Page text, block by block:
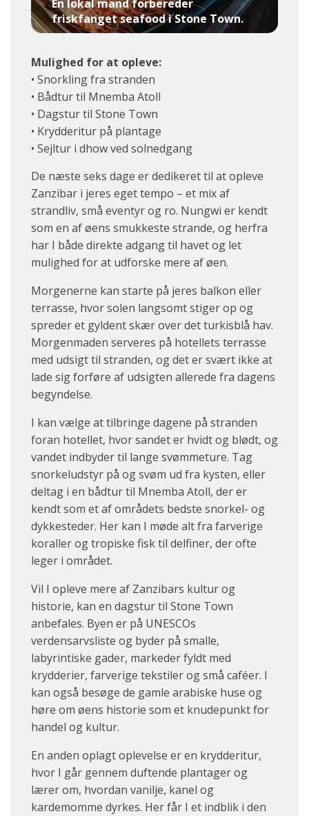
En lokal mand forbereder
friskfanget seafood i Stone Town.
Mulighed for at opleve:
• Snorkling fra stranden
• Bådtur til Mnemba Atoll
• Dagstur til Stone Town
• Krydderitur på plantage
• Sejltur i dhow ved solnedgang
De næste seks dage er dedikeret til at opleve
Zanzibar i jeres eget tempo – et mix af
strandliv, små eventyr og ro. Nungwi er kendt
som en af øens smukkeste strande, og herfra
har I både direkte adgang til havet og let
mulighed for at udforske mere af øen.
Morgenerne kan starte på jeres balkon eller
terrasse, hvor solen langsomt stiger op og
spreder et gyldent skær over det turkisblå hav.
Morgenmaden serveres på hotellets terrasse
med udsigt til stranden, og det er svært ikke at
lade sig forføre af udsigten allerede fra dagens
begyndelse.
I kan vælge at tilbringe dagene på stranden
foran hotellet, hvor sandet er hvidt og blødt, og
vandet indbyder til lange svømmeture. Tag
snorkeludstyr på og svøm ud fra kysten, eller
deltag i en bådtur til Mnemba Atoll, der er
kendt som et af områdets bedste snorkel- og
dykkesteder. Her kan I møde alt fra farverige
koraller og tropiske fisk til delfiner, der ofte
leger i området.
Vil I opleve mere af Zanzibars kultur og
historie, kan en dagstur til Stone Town
anbefales. Byen er på UNESCOs
verdensarvsliste og byder på smalle,
labyrintiske gader, markeder fyldt med
krydderier, farverige tekstiler og små caféer. I
kan også besøge de gamle arabiske huse og
høre om øens historie som et knudepunkt for
handel og kultur.
En anden oplagt oplevelse er en krydderitur,
hvor I går gennem duftende plantager og
lærer om, hvordan vanilje, kanel og
kardemomme dyrkes. Her får I et indblik i den